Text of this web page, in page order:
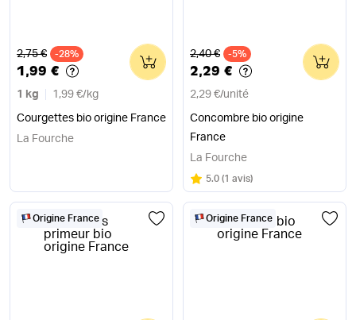
Ancien prix
2,75 € -28%
1,99 €
1 kg 1,99 €/ kg
Courgettes bio origine France
0
La Fourche
Ancien prix
2,40 € -5%
2,29 €
2,29 €/unité
Concombre bio origine
France
0
La Fourche
Note
5.0 sur 5
(1 avis)
Origine France Origine France